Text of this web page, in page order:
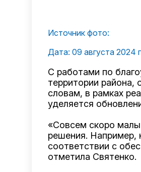
Источник фото:
Дата: 09 августа 2024 г
С работами по
территории
словам, в рамках
уделяется
«Совсем скоро
решения. Например,
соответствии с
отметила Святенко.